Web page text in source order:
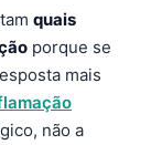
quais
porque se
mais
não a